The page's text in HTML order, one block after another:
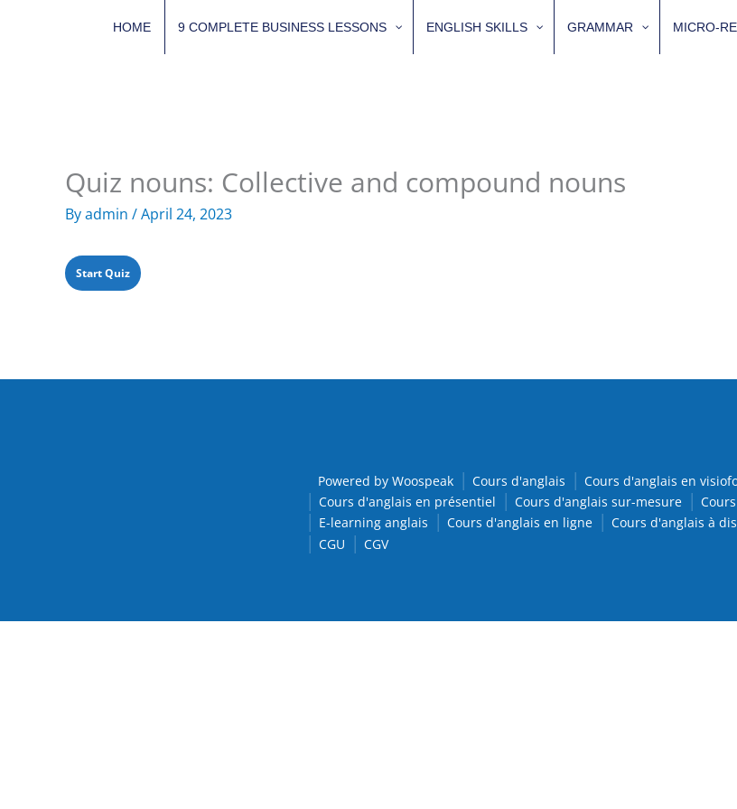
HOME 9 COMPLETE BUSINESS LESSONS ENGLISH SKILLS GRAMMAR MICRO-
Quiz nouns: Collective and compound nouns
Byadmin /April 24, 2023
Powered by Woospeak Cours d'anglais
Cours d'anglais en
Cours d'anglais en présentiel
Cours d'anglais sur-mesure
E-learning anglais
Cours d'anglais en ligne Cours d'anglais à
CGU
CGV